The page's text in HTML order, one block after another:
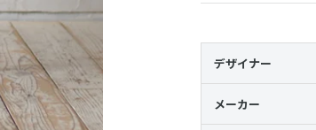
デザイナー
メーカー